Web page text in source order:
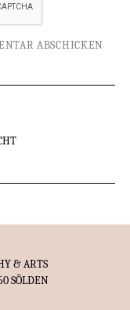
& ARTS
SÖLDEN